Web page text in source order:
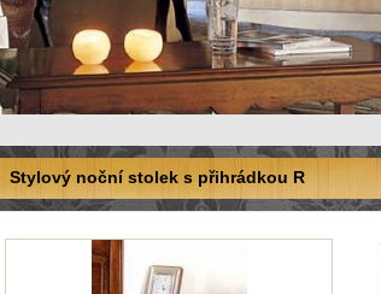
Stylový noční stolek s přihrádkou R